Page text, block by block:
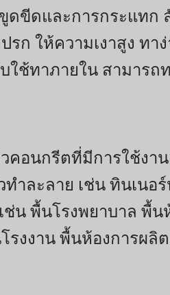
ดขีดและการกระแท
ก ให้ความเงาสูง ทา
ใช้ทาภายใน สามาร
คอนกรีตที่มีการใช้งาน
ละลาย เช่น ทินเนอร์
ช่น พื้นโรงพยาบาล พื้
งงาน พื้นห้องการผลิ